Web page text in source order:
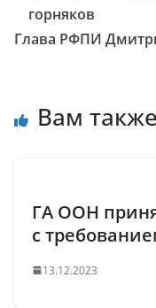
горняков
Глава РФПИ
Вам
ГА ООН
с
13.12.2023